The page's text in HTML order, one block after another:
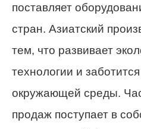
поставляет
стран. Азиатский
тем, что развивает
технологии и
окружающей среды.
продаж поступает в